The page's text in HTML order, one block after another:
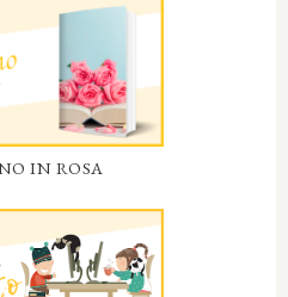
IN ROSA